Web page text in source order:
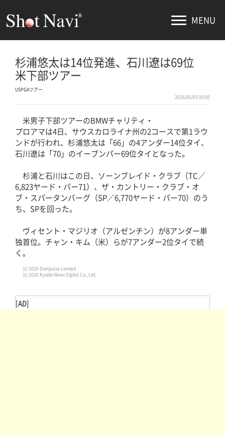
MENU
杉浦悠太は14位発進、石川遼は69位
米下部ツアー
USPGAツアー
2026/06/05 09:50
米男子下部ツアーのBMWチャリティ・
プロアマは4日、サウスカロライナ州の2コースで第1ラウ
ンドが行われ、杉浦悠太は「66」の4アンダー14位タイ、
石川遼は「70」のイーブンパー69位タイとなった。
杉浦と石川はこの日、ソーンブレイド・クラブ（TC／
6,823ヤード・パー71）、ザ・カントリー・クラブ・オ
ブ・スパータンバーグ（SP／6,770ヤード・パー70）のう
ち、SPを回った。
ヴィセント・マジリオ（アルゼンチン）が8アンダー単
独首位。チャン・キム（米）らが7アンダー2位タイで続
く。
(c) 2026 Enetpulse Limited
(c) 2026 Kyodo News Digital Co., Ltd.
[AD]